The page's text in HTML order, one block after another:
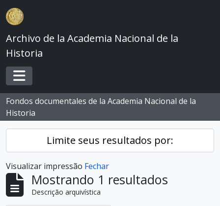
Skip to main content
Archivo de la Academia Nacional de la
Historia
Toggle navigation
Fondos documentales de la Academia Nacional de la
Historia
Limite seus resultados por:
Visualizar impressão Fechar
Mostrando 1 resultados
Descrição arquivística